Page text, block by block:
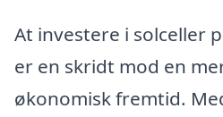
At investere i solceller
er en skridt mod en
økonomisk fremtid.